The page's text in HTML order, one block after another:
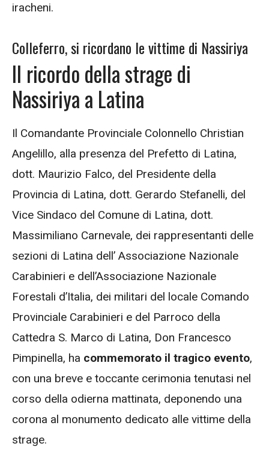
iracheni.
Colleferro, si ricordano le vittime di Nassiriya
Il ricordo della strage di
Nassiriya a Latina
Il Comandante Provinciale Colonnello Christian
Angelillo, alla presenza del Prefetto di Latina,
dott. Maurizio Falco, del Presidente della
Provincia di Latina, dott. Gerardo Stefanelli, del
Vice Sindaco del Comune di Latina, dott.
Massimiliano Carnevale, dei rappresentanti delle
sezioni di Latina dell’ Associazione Nazionale
Carabinieri e dell’Associazione Nazionale
Forestali d’Italia, dei militari del locale Comando
Provinciale Carabinieri e del Parroco della
Cattedra S. Marco di Latina, Don Francesco
Pimpinella, ha commemorato il tragico evento,
con una breve e toccante cerimonia tenutasi nel
corso della odierna mattinata, deponendo una
corona al monumento dedicato alle vittime della
strage.